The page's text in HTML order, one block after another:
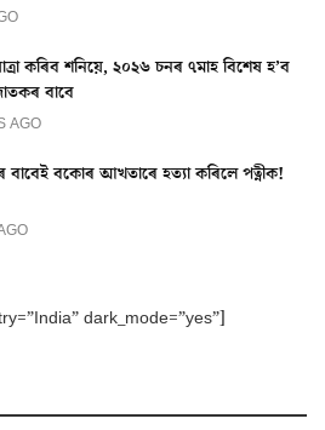
কৰিব শনিয়ে, ২০২৬ চনৰ ৭মাহ বিশেষ হ’ব
বাবে
AGO
বাবেই বকোৰ আখতাৰে হত্যা কৰিলে পত্নীক!
dark_mode=”yes”]